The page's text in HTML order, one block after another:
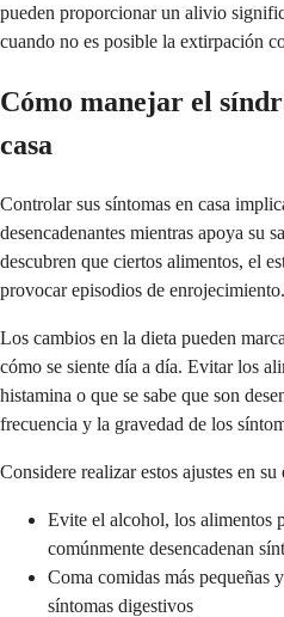
pueden proporcionar un alivio
cuando no es posible la extirpación
Cómo manejar el
casa
Controlar sus síntomas en casa
desencadenantes mientras apoya su
descubren que ciertos alimentos, el
provocar episodios de enrojecimiento.
Los cambios en la dieta pueden
cómo se siente día a día. Evitar los
histamina o que se sabe que son
frecuencia y la gravedad de los
Considere realizar estos ajustes en
Evite el alcohol, los alimentos
comúnmente desencadenan
Coma comidas más pequeñas
síntomas digestivos